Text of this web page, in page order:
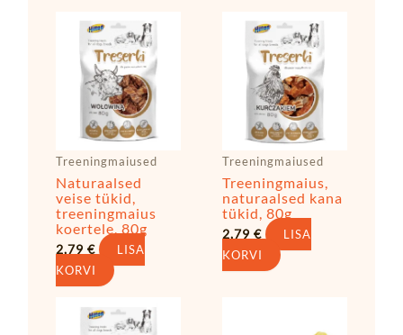
Treeningmaiused
Naturaalsed
veise tükid,
treeningmaius
koertele, 80g
2,79 €
LISA
KORVI
Treeningmaiused
Treeningmaius,
naturaalsed kana
tükid, 80g
2,79€
LISA
KORVI